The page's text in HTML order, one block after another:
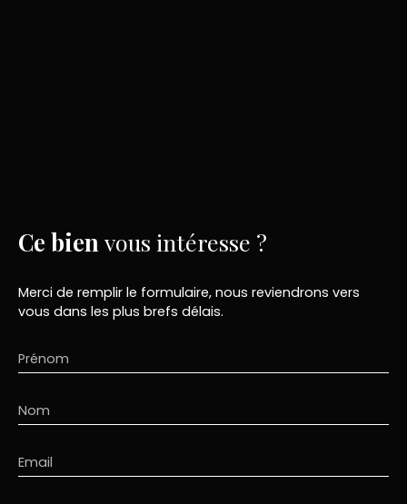
Ce bien vous intéresse ?
Merci de remplir le formulaire, nous reviendrons vers
vous dans les plus brefs délais.
Prénom
Nom
Email